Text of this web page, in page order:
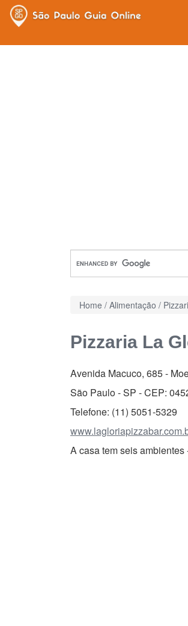
Home / Alimentação /
Pizzaria La
Avenida Macuco, 685-
São Paulo - SP - CEP:
Telefone: (11) 5051-5329
A casa tem seis